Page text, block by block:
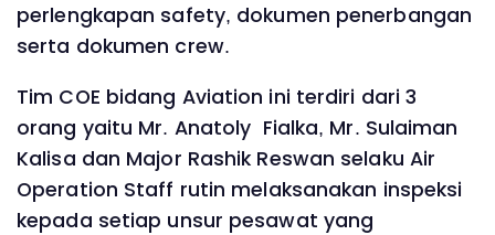
perlengkapan safety, dokumen penerbangan
serta dokumen crew.
Tim COE bidang Aviation ini terdiri dari 3
orang yaitu Mr. Anatoly Fialka, Mr. Sulaiman
Kalisa dan Major Rashik Reswan selaku Air
Operation Staff rutin melaksanakan inspeksi
kepada setiap unsur pesawat yang